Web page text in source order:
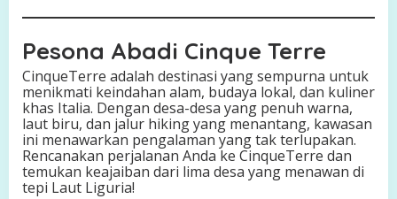
Pesona Abadi Cinque Terre
CinqueTerre adalah destinasi yang sempurna untuk
menikmati keindahan alam, budaya lokal, dan kuliner
khas Italia. Dengan desa-desa yang penuh warna,
laut biru, dan jalur hiking yang menantang, kawasan
ini menawarkan pengalaman yang tak terlupakan.
Rencanakan perjalanan Anda ke CinqueTerre dan
temukan keajaiban dari lima desa yang menawan di
tepi Laut Liguria!